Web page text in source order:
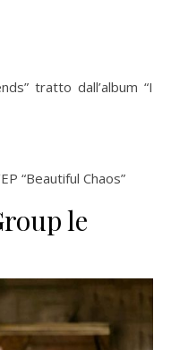
tratto dall’album “I
“Beautiful Chaos”
le